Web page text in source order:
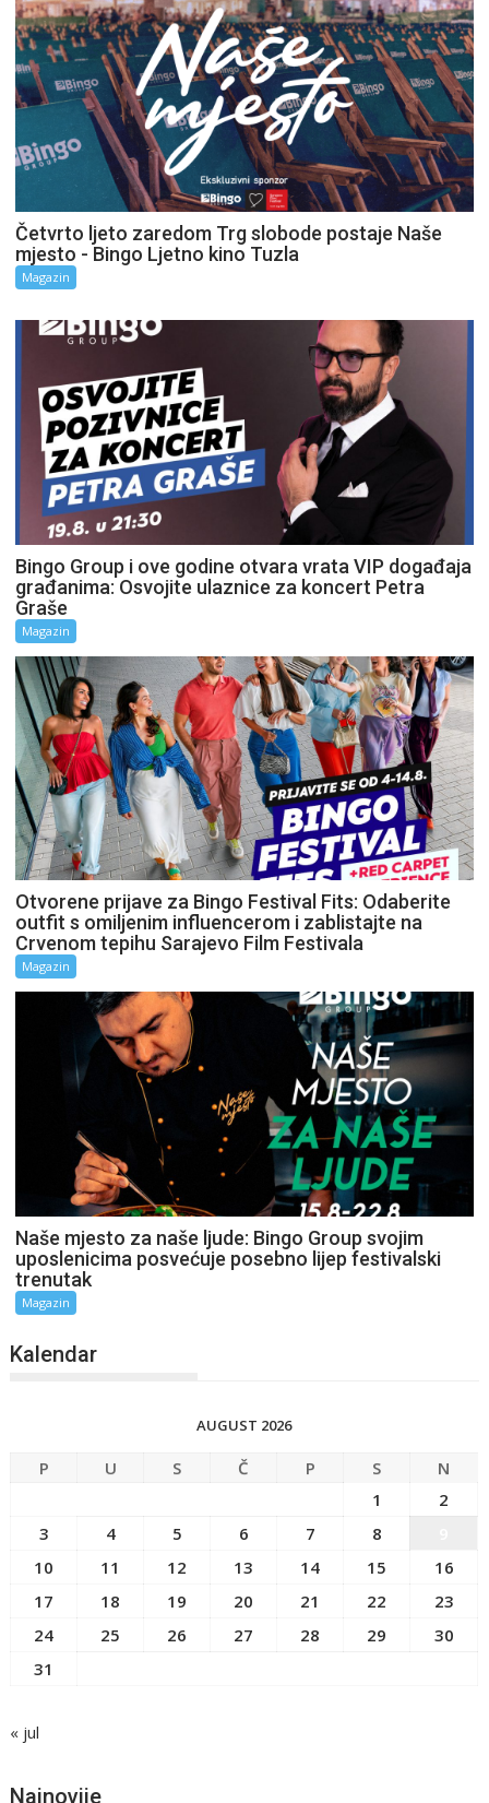
Četvrto ljeto zaredom Trg slobode postaje Naše
mjesto - Bingo Ljetno kino Tuzla
Magazin
Bingo Group i ove godine otvara vrata VIP događaja
građanima: Osvojite ulaznice za koncert Petra
Graše
Magazin
Otvorene prijave za Bingo Festival Fits: Odaberite
outfit s omiljenim influencerom i zablistajte na
Crvenom tepihu Sarajevo Film Festivala
Magazin
Naše mjesto za naše ljude: Bingo Group svojim
uposlenicima posvećuje posebno lijep festivalski
trenutak
Magazin
Kalendar
AUGUST 2026
P U S Č P S
N
1
2
3
4 5 6 7 8
10
11 12 13 14 15
16
17
18 19 20 21 22
23
24
25 26 27 28 29
30
31
« jul
Najnovije